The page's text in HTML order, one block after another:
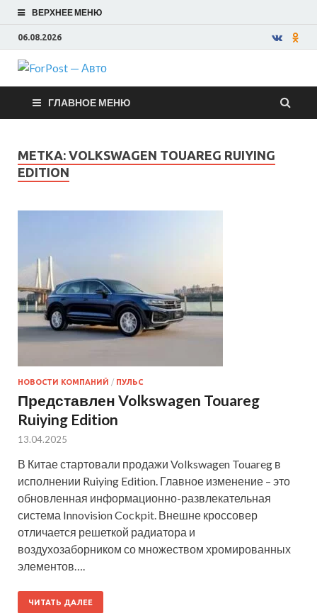
ВЕРХНЕЕ МЕНЮ
06.08.2026
ForPost —
Авто
ГЛАВНОЕ МЕНЮ
МЕТКА: VOLKSWAGEN TOUAREG RUIYING
EDITION
НОВОСТИ КОМПАНИЙ / ПУЛЬС
Представлен Volkswagen Touareg
Ruiying Edition
13.04.2025
В Китае стартовали продажи Volkswagen Touareg в
исполнении Ruiying Edition. Главное изменение – это
обновленная информационно-развлекательная
система Innovision Cockpit. Внешне кроссовер
отличается решеткой радиатора и
воздухозаборником со множеством хромированных
элементов….
ЧИТАТЬ ДАЛЕЕ